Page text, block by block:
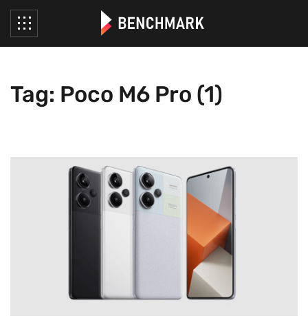
Tag: Poco M6 Pro (1)